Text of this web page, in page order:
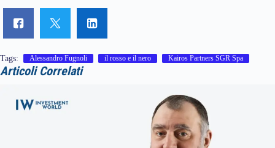
Tags: Alessandro Fugnoli il rosso e il nero Kairos Partners SGR Spa
Articoli Correlati